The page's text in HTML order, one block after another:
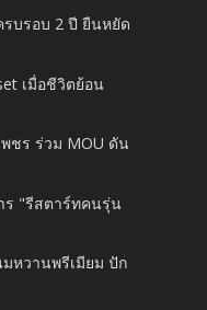
รบรอบ 2 ปี ยืนหยัด
เมื่อชีวิตย้อน
พชร ร่วม MOU ดัน
ร "รีสตาร์ทคนรุ่น
มหวานพรีเมียม​ ปัก